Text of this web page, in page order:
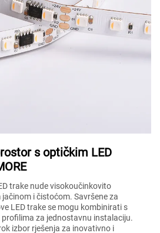
s optičkim LED
trake nude visokoučinkovito
i čistoćom. Savršene za
LED trake se mogu kombinirati s
za jednostavnu instalaciju.
izbor rješenja za inovativno i